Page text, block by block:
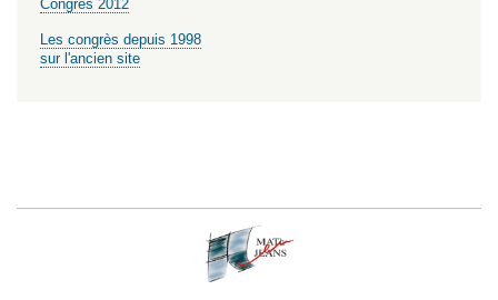
Congrès 2012
Les congrès depuis 1998
sur l'ancien site